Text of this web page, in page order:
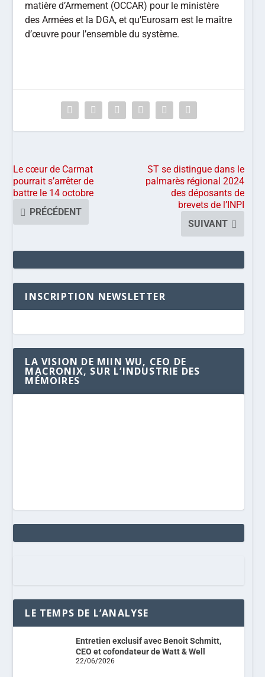
matière d’Armement (OCCAR) pour le ministère
des Armées et la DGA, et qu’Eurosam est le maître
d’œuvre pour l’ensemble du système.
Le cœur de Carmat
pourrait s’arrêter de
battre le 14 octobre
PRÉCÉDENT
ST se distingue dans le
palmarès régional 2024
des déposants de
brevets de l’INPI
SUIVANT
INSCRIPTION NEWSLETTER
LA VISION DE MIIN WU, CEO DE
MACRONIX, SUR L’INDUSTRIE DES
MÉMOIRES
LE TEMPS DE L’ANALYSE
Entretien exclusif avec Benoit Schmitt,
CEO et cofondateur de Watt & Well
22/06/2026